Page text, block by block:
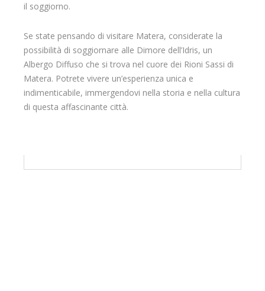
il soggiorno.
Se state pensando di visitare Matera, considerate la
possibilità di soggiornare alle Dimore dell’Idris, un
Albergo Diffuso che si trova nel cuore dei Rioni Sassi di
Matera. Potrete vivere un’esperienza unica e
indimenticabile, immergendovi nella storia e nella cultura
di questa affascinante città.